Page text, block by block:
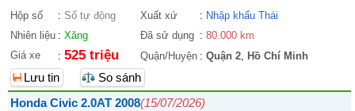
Hộp số : Số tự động Xuất xứ : Nhập khẩu Thái
Nhiên liệu : Xăng Đã sử dụng : 80.000 km
Giá xe
: 525 triệu Quận/Huyện : Quận 2, Hồ Chí Minh
Lưu tin
So sánh
Honda Civic 2.0AT 2008(15/07/2026)